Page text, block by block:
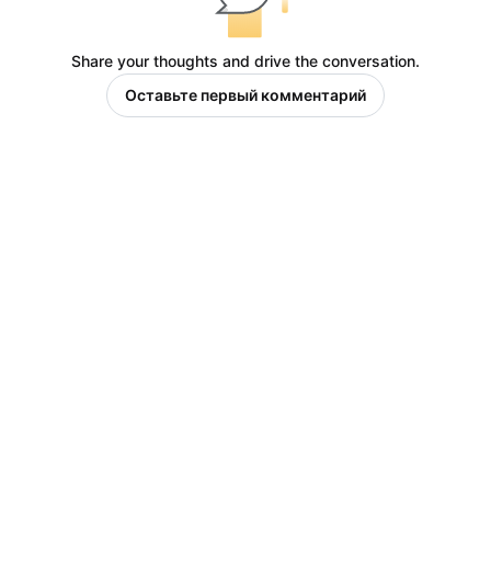
Share your thoughts and drive the conversation.
Оставьте первый комментарий